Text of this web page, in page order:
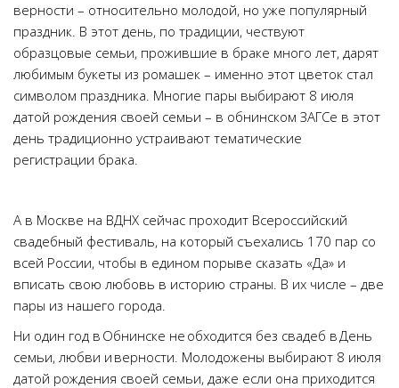
верности – относительно молодой, но уже популярный
праздник. В этот день, по традиции, чествуют
образцовые семьи, прожившие в браке много лет, дарят
любимым букеты из ромашек – именно этот цветок стал
символом праздника. Многие пары выбирают 8 июля
датой рождения своей семьи – в обнинском ЗАГСе в этот
день традиционно устраивают тематические
регистрации брака.
А в Москве на ВДНХ сейчас проходит Всероссийский
свадебный фестиваль, на который съехались 170 пар со
всей России, чтобы в едином порыве сказать «Да» и
вписать свою любовь в историю страны. В их числе – две
пары из нашего города.
Ни один год в Обнинске не обходится без свадеб в День
семьи, любви и верности. Молодожены выбирают 8 июля
датой рождения своей семьи, даже если она приходится